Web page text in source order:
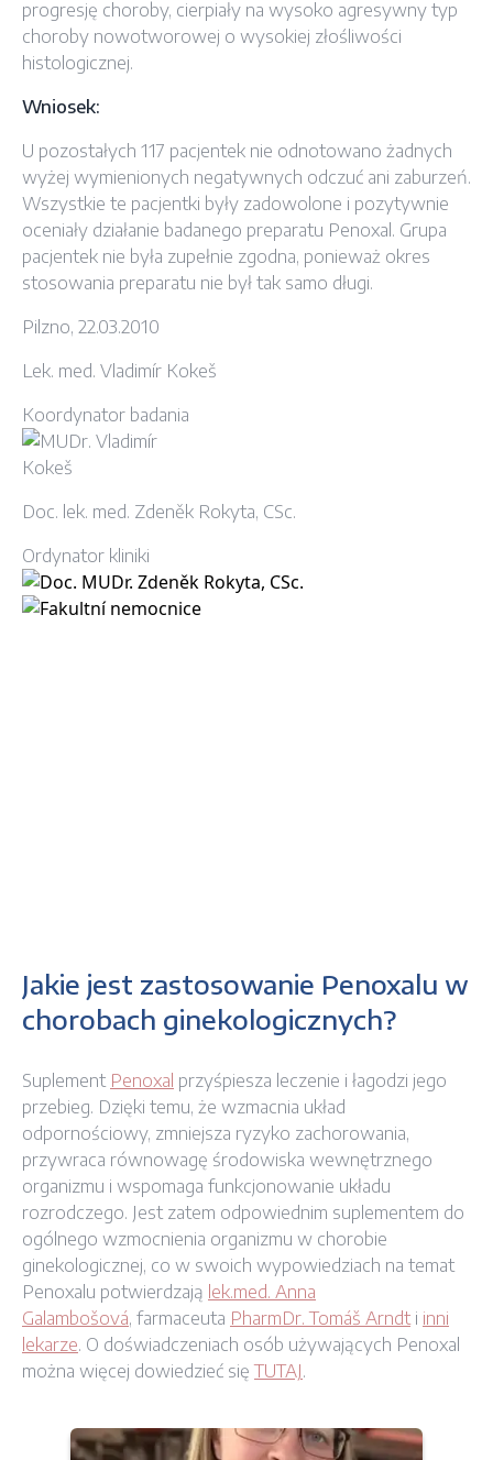
progresję choroby, cierpiały na wysoko agresywny typ
choroby nowotworowej o wysokiej złośliwości
histologicznej.
Wniosek:
U pozostałych 117 pacjentek nie odnotowano żadnych
wyżej wymienionych negatywnych odczuć ani zaburzeń.
Wszystkie te pacjentki były zadowolone i pozytywnie
oceniały działanie badanego preparatu Penoxal. Grupa
pacjentek nie była zupełnie zgodna, ponieważ okres
stosowania preparatu nie był tak samo długi.
Pilzno, 22.03.2010
Lek. med. Vladimír Kokeš
Koordynator badania
Doc. lek. med. Zdeněk Rokyta, CSc.
Ordynator kliniki
Jakie jest zastosowanie Penoxalu w
chorobach ginekologicznych?
Suplement Penoxal przyśpiesza leczenie i łagodzi jego
przebieg. Dzięki temu, że wzmacnia układ
odpornościowy, zmniejsza ryzyko zachorowania,
przywraca równowagę środowiska wewnętrznego
organizmu i wspomaga funkcjonowanie układu
rozrodczego. Jest zatem odpowiednim suplementem do
ogólnego wzmocnienia organizmu w chorobie
ginekologicznej, co w swoich wypowiedziach na temat
Penoxalu potwierdzają lek.med. Anna
Galambošová, farmaceuta PharmDr. Tomáš Arndti inni
lekarze. O doświadczeniach osób używających Penoxal
można więcej dowiedzieć sięTUTAJ.